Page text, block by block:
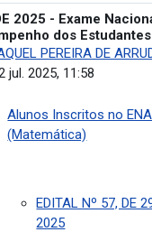
2025 - Exame
dos Estudantes
PEREIRA DE
jul. 2025, 11:58
de respostas: 0
Alunos Inscritos no
(Matemática)
EDITAL Nº 57, DE
2025